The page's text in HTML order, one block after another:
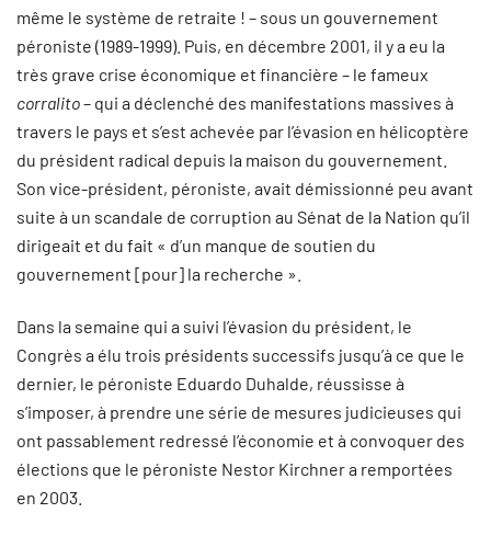
même le système de retraite ! – sous un gouvernement
péroniste (1989-1999). Puis, en décembre 2001, il y a eu la
très grave crise économique et financière – le fameux
corralito– qui a déclenché des manifestations massives à
travers le pays et s’est achevée par l’évasion en hélicoptère
du président radical depuis la maison du gouvernement.
Son vice-président, péroniste, avait démissionné peu avant
suite à un scandale de corruption au Sénat de la Nation qu’il
dirigeait et du fait « d’un manque de soutien du
gouvernement [pour] la recherche ».
Dans la semaine qui a suivi l’évasion du président, le
Congrès a élu trois présidents successifs jusqu’à ce que le
dernier, le péroniste Eduardo Duhalde, réussisse à
s’imposer, à prendre une série de mesures judicieuses qui
ont passablement redressé l’économie et à convoquer des
élections que le péroniste Nestor Kirchner a remportées
en 2003.